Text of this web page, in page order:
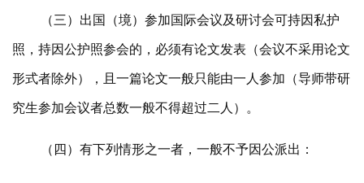
（三）出国（境）参加国际会议及研讨会可持因私护
照，持因公护照参会的，必须有论文发表（会议不采用论文
形式者除外），且一篇论文一般只能由一人参加（导师带研
究生参加会议者总数一般不得超过二人）。
（四）有下列情形之一者，一般不予因公派出：